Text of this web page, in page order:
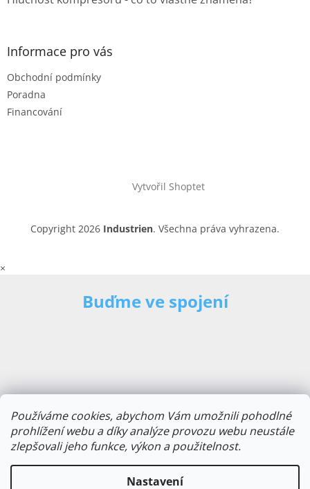
Používáme cookies, abychom Vám umožnili pohodlné
prohlížení webu a díky analýze provozu webu neustále
zlepšovali jeho funkce, výkon a použitelnost.
Nastavení
Informace pro vás
Obchodní podmínky
Poradna
Financování
Vytvořil Shoptet
Copyright 2026 Industrien. Všechna práva vyhrazena.
×
Buďme ve spojení
E-mailová adresa